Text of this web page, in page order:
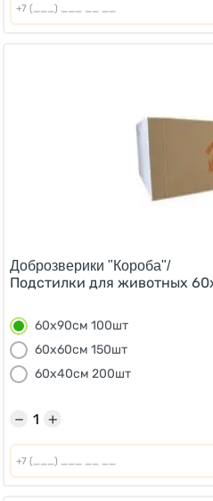
Доброзверики "Короба"/
Подстилки для животных
60х90см 100шт
60х60см 150шт
60х40см 200шт
+
−